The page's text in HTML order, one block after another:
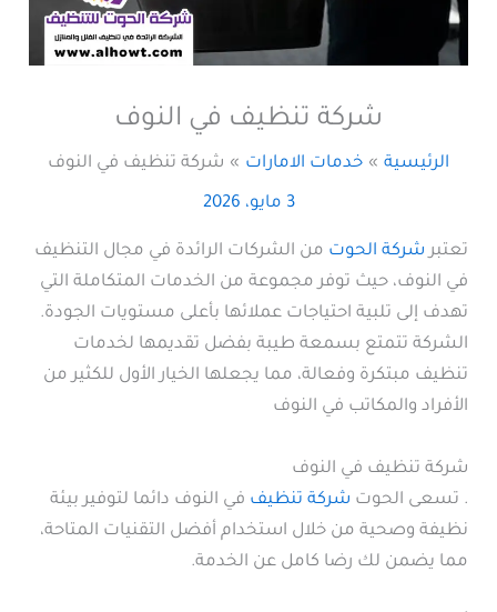
شركة تنظيف في النوف
الرئيسية خدمات الامارات شركة تنظيف في النوف
3 مايو، 2026
تعتبر شركة الحوت من الشركات الرائدة في مجال التنظيف
في النوف، حيث توفر مجموعة من الخدمات المتكاملة التي
تهدف إلى تلبية احتياجات عملائها بأعلى مستويات الجودة.
الشركة تتمتع بسمعة طيبة بفضل تقديمها لخدمات
تنظيف مبتكرة وفعالة، مما يجعلها الخيار الأول للكثير من
الأفراد والمكاتب في النوف
شركة تنظيف في النوف
. تسعى الحوت شركة تنظيف في النوف دائما لتوفير بيئة
نظيفة وصحية من خلال استخدام أفضل التقنيات المتاحة،
مما يضمن لك رضا كامل عن الخدمة.